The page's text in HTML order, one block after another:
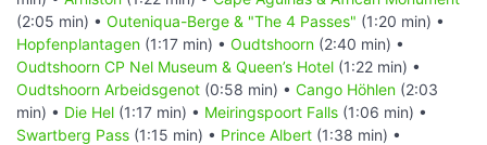
(2:05 min) • Outeniqua-Berge & "The 4 Passes" (1:20 min) •
Hopfenplantagen (1:17 min) • Oudtshoorn (2:40 min) •
Oudtshoorn CP Nel Museum & Queen’s Hotel (1:22 min) •
Oudtshoorn Arbeidsgenot (0:58 min) • Cango Höhlen (2:03
min) • Die Hel (1:17 min) • Meiringspoort Falls (1:06 min) •
Swartberg Pass (1:15 min) • Prince Albert (1:38 min) •